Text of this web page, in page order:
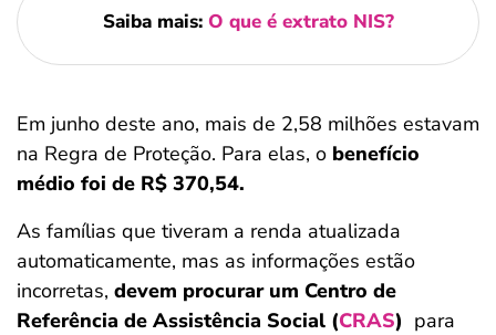
Saiba mais: O que é extrato NIS?
Em junho deste ano, mais de 2,58 milhões estavam
na Regra de Proteção. Para elas, o benefício
médio foi de R$ 370,54.
As famílias que tiveram a renda atualizada
automaticamente, mas as informações estão
incorretas, devem procurar um Centro de
Referência de Assistência Social (CRAS) para